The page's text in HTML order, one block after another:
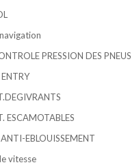
PRESSION DES PNEUS
ESCAMOTABLES
EBLOUISSEMENT
vitesse